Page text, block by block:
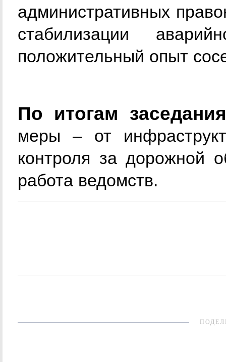
административных
стабилизации
положительный опыт
По итогам
меры – от
контроля за дорожной
работа ведомств.